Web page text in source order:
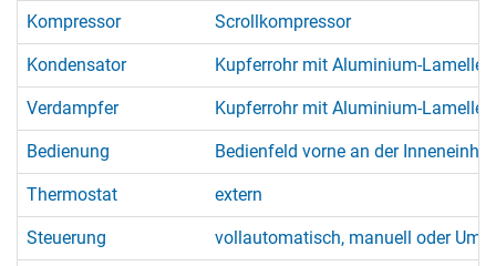
Kompressor Scrollkompressor
Kondensator Kupferrohr mit Aluminium-
Verdampfer Kupferrohr mit Aluminium-
Bedienung Bedienfeld vorne an der
Thermostat extern
Steuerung vollautomatisch, manuell oder